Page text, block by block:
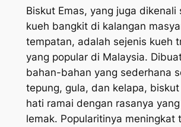
Biskut Emas, yang juga dikenali
kueh bangkit di kalangan
tempatan, adalah sejenis kueh
yang popular di Malaysia.
bahan-bahan yang sederhana
tepung, gula, dan kelapa,
hati ramai dengan rasanya
lemak. Popularitinya meningkat